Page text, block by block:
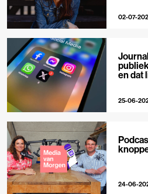
02-07-
en dat
25-06-
24-06-